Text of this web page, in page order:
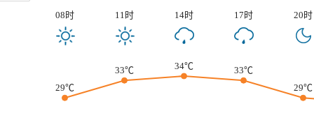
08时 11时 14时 17时 20时
29℃
33℃ 34℃
33℃
29℃